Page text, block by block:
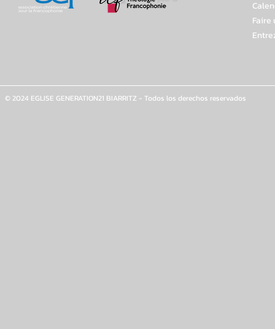
Faire
© 2024 EGLISE GENERATION21 BIARRITZ - Todos los derechos reservados